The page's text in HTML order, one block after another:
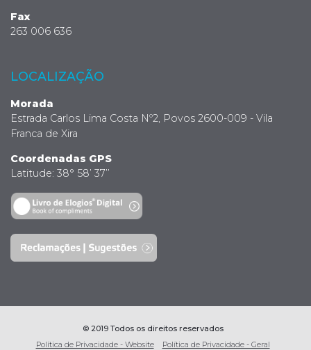
Fax
263 006 636
LOCALIZAÇÃO
Morada
Estrada Carlos Lima Costa Nº2, Povos 2600-009 - Vila
Franca de Xira
Coordenadas GPS
Latitude: 38° 58’ 37’’
© 2019 Todos os direitos reservados
Política de Privacidade - Website
Política de Privacidade - Geral